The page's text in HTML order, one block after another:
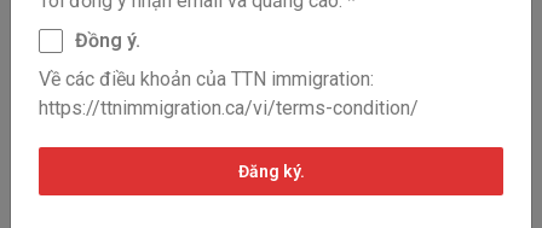
Đồng ý.
Về các điều khoản của TTN immigration:
https://ttnimmigration.ca/vi/terms-condition/
Đăng ký.